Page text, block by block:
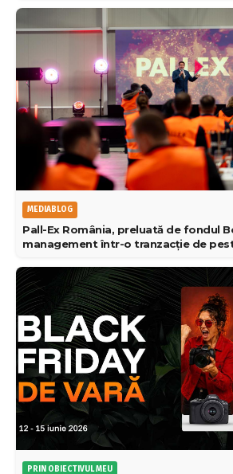
MEDIABLOG
Pall-Ex România, preluată de fondul
management într-o tranzacție de
PRIN OBIECTIVUL MEU